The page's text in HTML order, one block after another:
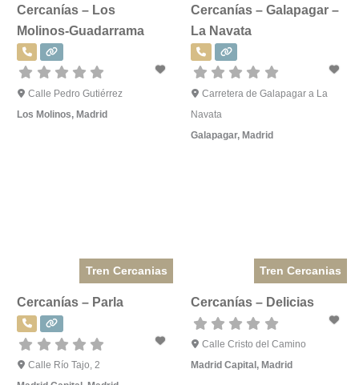
Cercanías – Los
Molinos-Guadarrama
Calle Pedro Gutiérrez
Los Molinos, Madrid
Cercanías – Galapagar –
La Navata
Carretera de Galapagar a La
Navata
Galapagar,Madrid
Tren Cercanias
Cercanías – Parla
Calle Río Tajo, 2
Tren Cercanias
Cercanías – Delicias
Calle Cristo del Camino
Madrid Capital , Madrid